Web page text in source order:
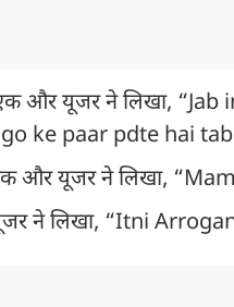
और यूजर ने लिखा,
ke paar pdte hai
एक और यूजर ने लिखा,
ने लिखा, “Itni